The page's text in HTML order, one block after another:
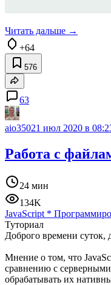
Читать дальше →
+64
576
63
aio35021 июл 2020 в
Работа с
24 мин
134K
JavaScript *
Туториал
Доброго времени суток,
Мнение о том, что
сравнению с
обрабатывать их